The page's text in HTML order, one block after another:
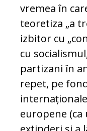
vremea în
teoretiza „a
izbitor cu
cu
partizani în
repet, pe
europene (ca